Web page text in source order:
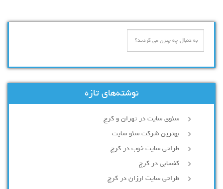
نوشته‌های تازه
سئوی سایت در تهران و کرج
بهترین شرکت سئو سایت
طراحی سایت خوب در کرج
کفسابی در کرج
طراحی سایت ارزان در کرج